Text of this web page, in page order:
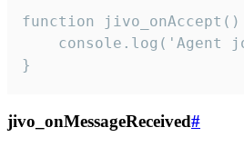
function
}
jivo_onMessageReceived#